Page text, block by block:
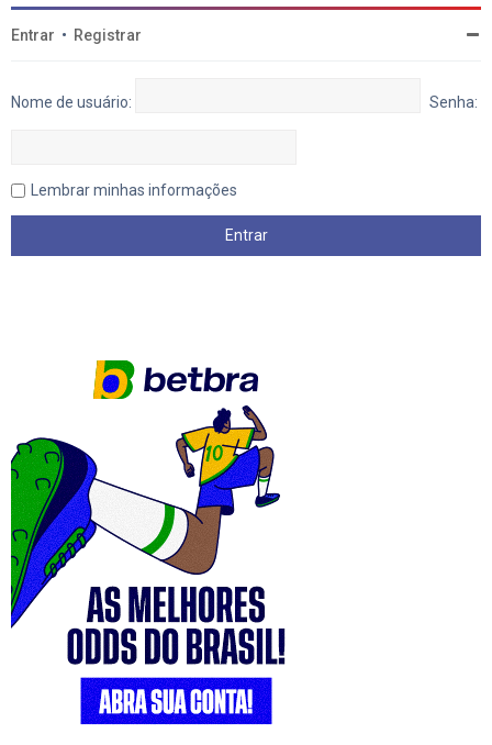
Entrar • Registrar
Nome de usuário: Senha:
Lembrar minhas informações